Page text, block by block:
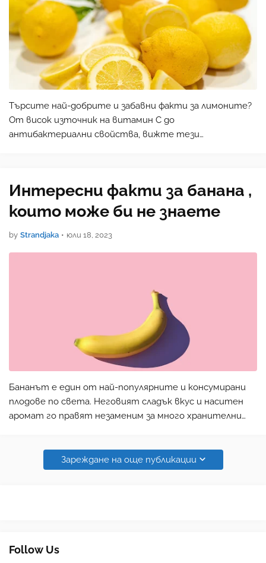
Търсите най-добрите и забавни факти за лимоните?
От висок източник на витамин С до
антибактериални свойства, вижте тези
Интересни факти за банана ,
които може би не знаете
by Strandjaka • юли 18, 2023
Бананът е един от най-популярните и консумирани
плодове по света. Неговият сладък вкус и наситен
аромат го правят незаменим за много хранителни
Зареждане на още публикации
Follow Us